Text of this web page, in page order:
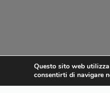
Questo sito web
consentirti di navigare